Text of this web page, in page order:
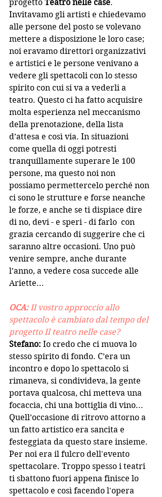
progetto Teatro nelle case.
Invitavamo gli artisti e chiedevamo
alle persone del posto se volevano
mettere a disposizione le loro case;
noi eravamo direttori organizzativi
e artistici e le persone venivano a
vedere gli spettacoli con lo stesso
spirito con cui si va a vederli a
teatro. Questo ci ha fatto acquisire
molta esperienza nel meccanismo
della prenotazione, della lista
d’attesa e così via. In situazioni
come quella di oggi potresti
tranquillamente superare le 100
persone, ma questo noi non
possiamo permettercelo perché non
ci sono le strutture e forse neanche
le forze, e anche se ti dispiace dire
di no, devi - e speri - di farlo  con
grazia cercando di suggerire che ci
saranno altre occasioni. Uno può
venire sempre, anche durante
l’anno, a vedere cosa succede alle
Ariette...
OCA: Il vostro approccio allo
spettacolo è cambiato dal tempo del
progetto Il teatro nelle case?
Stefano: Io credo che ci muova lo
stesso spirito di fondo. C’era un
incontro e dopo lo spettacolo si
rimaneva, si condivideva, la gente
portava qualcosa, chi metteva una
focaccia, chi una bottiglia di vino...
Quell’occasione di ritrovo attorno a
un fatto artistico era sancita e
festeggiata da questo stare insieme.
Per noi era il fulcro dell'evento
spettacolare. Troppo spesso i teatri
ti sbattono fuori appena finisce lo
spettacolo e così facendo l'opera